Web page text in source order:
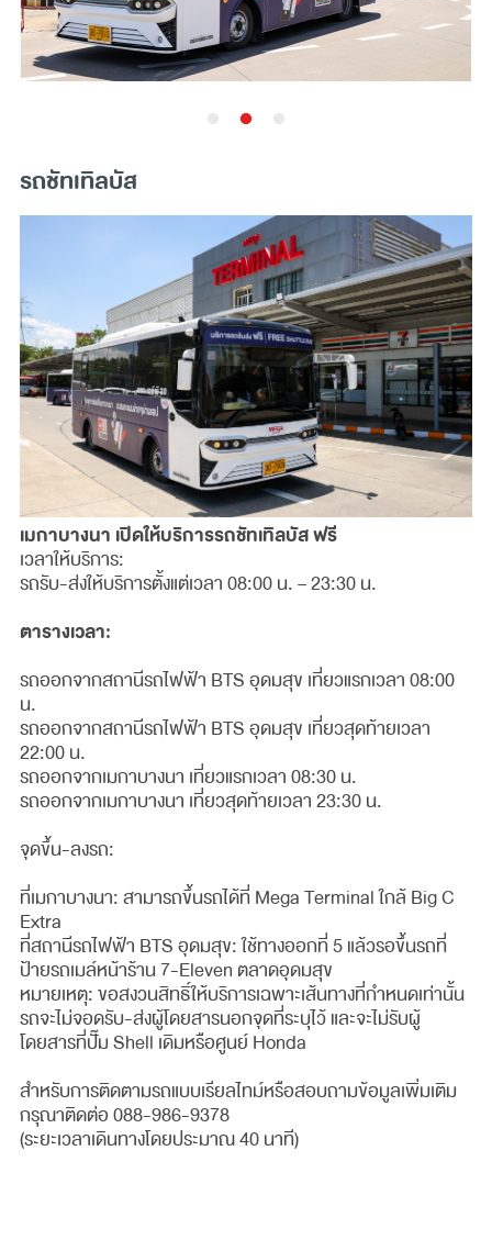
หรืออาหารเลิศรส และหากคุณเป็นผู้ที่ชื่นชอบการช้อปปิ้ง
(Shopping) ที่นี่มีร้านค้ามากมายให้คุณได้เลือกซื้อ ไม่ว่าจะเป็น
เสื้อผ้าแฟชั่น รองเท้า เครื่องประดับ เครื่องสำอาง สินค้า
ปรนนิบัติตัวเอง ที่ศูนย์การค้า Megabangna เราก็มีสินค้าและ
บริการ
คลินิกเสริมความงาม
บริการตามที่ต้องการ นอกจากนี้ ศูนย์การค้า Megabangna ยัง
เป็นที่เที่ยวกรุงเทพที่เที่ยวสำหรับเด็กมีสถาบันการสอนร้อง
พร้อมด้วยบริการที่จอดรถฟรี ฝากรับ
สัมภาระ ฟรี WIFI รถเข็น ฯลฯ เพื่อช่วยตอบโจทย์ทุกความเป็น
คุณได้อย่างดีที่สุด
รถชัทเทิลบัส
เมกาบางนา เปิดให้บริการรถชัทเทิลบัส ฟรี
เวลาให้บริการ:
รถรับ-ส่งให้บริการตั้งแต่เวลา 08:00 น. – 23:30 น.
ตารางเวลา:
รถออกจากสถานีรถไฟฟ้า BTS อุดมสุข เที่ยวแรกเวลา 08:00
น.
รถออกจากสถานีรถไฟฟ้า BTS อุดมสุข เที่ยวสุดท้ายเวลา
22:00 น.
รถออกจากเมกาบางนา เที่ยวแรกเวลา 08:30 น.
รถออกจากเมกาบางนา เที่ยวสุดท้ายเวลา 23:30 น.
จุดขึ้น-ลงรถ:
ที่เมกาบางนา: สามารถขึ้นรถได้ที่ Mega Terminal ใกล้ Big C
Extra
ที่สถานีรถไฟฟ้า BTS อุดมสุข: ใช้ทางออกที่ 5 แล้วรอขึ้นรถที่
ป้ายรถเมล์หน้าร้าน 7-Eleven ตลาดอุดมสุข
หมายเหตุ: ขอสงวนสิทธิ์ให้บริการเฉพาะเส้นทางที่กำหนดเท่านั้น
รถจะไม่จอดรับ-ส่งผู้โดยสารนอกจุดที่ระบุไว้ และจะไม่รับผู้
โดยสารที่ปั๊ม Shell เดิมหรือศูนย์ Honda
สำหรับการติดตามรถแบบเรียลไทม์หรือสอบถามข้อมูลเพิ่มเติม
กรุณาติดต่อ 088-986-9378
(ระยะเวลาเดินทางโดยประมาณ 40 นาที)